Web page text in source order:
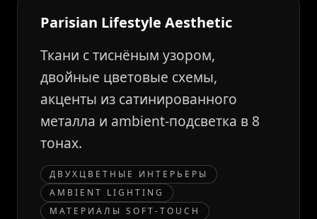
Parisian Lifestyle Aesthetic
Ткани с тиснёным узором,
двойные цветовые схемы,
акценты из сатинированного
металла и ambient-подсветка в 8
тонах.
ДВУХЦВЕТНЫЕ ИНТЕРЬЕРЫ
AMBIENT LIGHTING
МАТЕРИАЛЫ SOFT-TOUCH